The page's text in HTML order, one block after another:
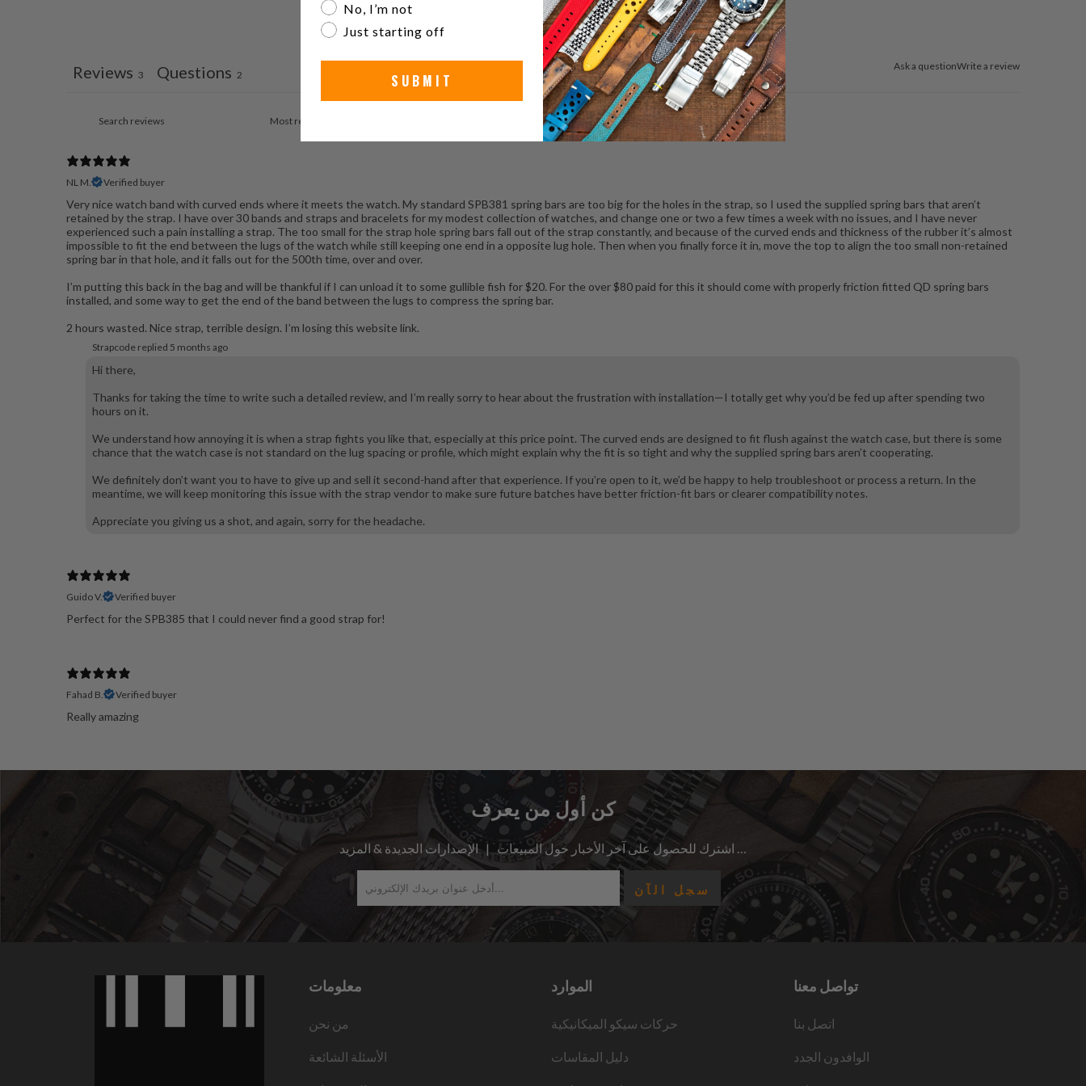
0%
Ask a questionWrite a review
Reviews 3 Questions 2
NL M. Verified buyer
Very nice watch band with curved ends where it meets the watch. My standard SPB381 spring bars are too big for the holes in the strap, so I used the supplied spring bars that aren’t
retained by the strap. I have over 30 bands and straps and bracelets for my modest collection of watches, and change one or two a few times a week with no issues, and I have never
experienced such a pain installing a strap. The too small for the strap hole spring bars fall out of the strap constantly, and because of the curved ends and thickness of the rubber it’s almost
impossible to fit the end between the lugs of the watch while still keeping one end in a opposite lug hole. Then when you finally force it in, move the top to align the too small non-retained
spring bar in that hole, and it falls out for the 500th time, over and over.
I’m putting this back in the bag and will be thankful if I can unload it to some gullible fish for $20. For the over $80 paid for this it should come with properly friction fitted QD spring bars
installed, and some way to get the end of the band between the lugs to compress the spring bar.
2 hours wasted. Nice strap, terrible design. I’m losing this website link.
Strapcode replied 5 months ago
Hi there,
Thanks for taking the time to write such a detailed review, and I’m really sorry to hear about the frustration with installation—I totally get why you’d be fed up after spending two
hours on it.
We understand how annoying it is when a strap fights you like that, especially at this price point. The curved ends are designed to fit flush against the watch case, but there is some
chance that the watch case is not standard on the lug spacing or profile, which might explain why the fit is so tight and why the supplied spring bars aren’t cooperating.
We definitely don’t want you to have to give up and sell it second-hand after that experience. If you’re open to it, we’d be happy to help troubleshoot or process a return. In the
meantime, we will keep monitoring this issue with the strap vendor to make sure future batches have better friction-fit bars or clearer compatibility notes.
Appreciate you giving us a shot, and again, sorry for the headache.
Guido V. Verified buyer
Perfect for the SPB385 that I could never find a good strap for!
Fahad B. Verified buyer
Really amazing
كن أول من يعرف
معلومات
من نحن
الأسئلة الشائعة
الموارد
حركات سيكو الميكانيكية
دليل المقاسات
تواصل معنا
اتصل بنا
الوافدون الجدد
No, I’m not
Just starting off
SUBMIT